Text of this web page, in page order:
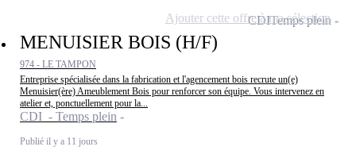
MENUISIER BOIS (H/F)
974 - LE TAMPON
Entreprise spécialisée dans la fabrication et l'agencement bois recrute un(e)
Menuisier(ère) Ameublement Bois pour renforcer son équipe. Vous intervenez en
atelier et, ponctuellement pour la...
CDI - Temps plein
Publié il y a 11 jours
CDITemps plein
Ajouter cette offre à ma sélection